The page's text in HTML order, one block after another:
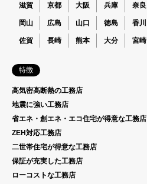
滋賀 京都 大阪 兵庫 奈良
岡山 広島 山口 徳島 香川
佐賀 長崎 熊本 大分 宮崎
特徴
高気密高断熱の工務店
地震に強い工務店
省エネ・創エネ・エコ住宅が得意な工務店
ZEH対応工務店
二世帯住宅が得意な工務店
保証が充実した工務店
ローコストな工務店